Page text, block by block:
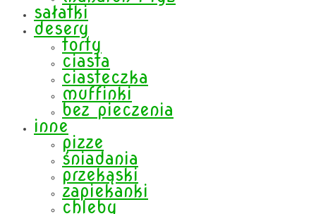
sałatki
desery
torty
ciasta
ciasteczka
muffinki
bez pieczenia
inne
pizze
śniadania
przekąski
zapiekanki
chleby